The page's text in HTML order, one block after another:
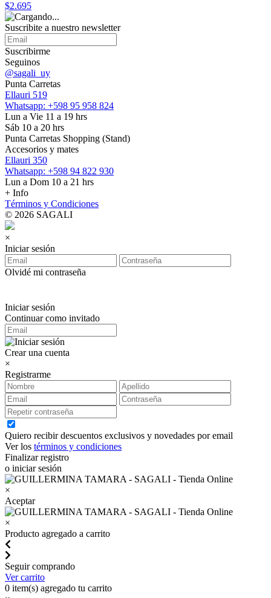
$2.695
Suscribite a nuestro newsletter
Suscribirme
Seguinos
@sagali_uy
Punta Carretas
Ellauri 519
Whatsapp: +598 95 958 824
Lun a Vie 11 a 19 hrs
Sáb 10 a 20 hrs
Punta Carretas Shopping (Stand)
Accesorios y mates
Ellauri 350
Whatsapp: +598 94 822 930
Lun a Dom 10 a 21 hrs
+ Info
Términos y Condiciones
© 2026 SAGALI
×
Iniciar sesión
Olvidé mi contraseña
Iniciar sesión
Continuar como invitado
Crear una cuenta
×
Registrarme
Quiero recibir descuentos exclusivos y novedades por email
Ver los términos y condiciones
Finalizar registro
o iniciar sesión
×
Aceptar
×
Producto agregado a carrito
Seguir comprando
Ver carrito
0 item(s) agregado tu carrito